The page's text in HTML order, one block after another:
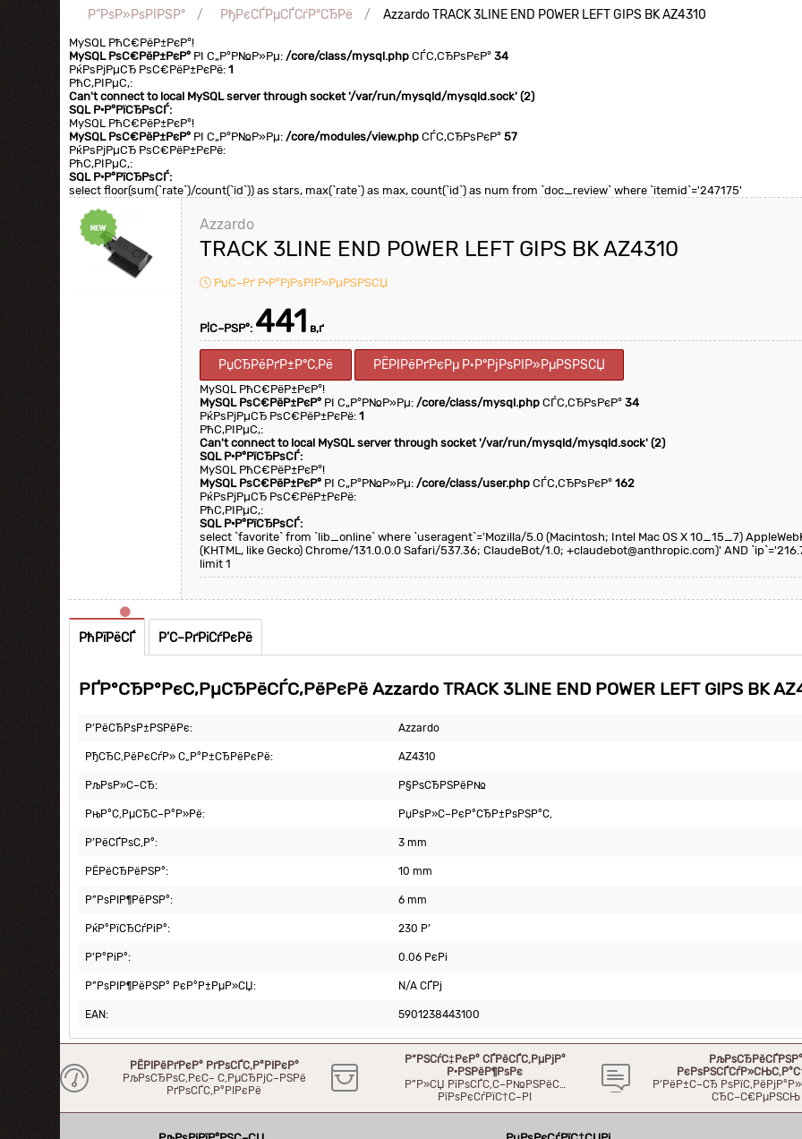
Р“РѕР»РѕРІРЅР° РђРєСЃРµСЃСѓР°СЂРё Azzardo TRACK 3LINE END POWER LEFT GIPS BK AZ4310
MySQL РћС€РёР±РєР°!
MySQL РѕС€РёР±РєР° РІ С„Р°Р№Р»Рµ:/core/class/mysql.php СЃС‚СЂРѕРєР°34
РќРѕРјРµСЂ РѕС€РёР±РєРё:1
РћС‚РІРµС‚:
Can't connect to local MySQL server through socket '/var/run/mysqld/mysqld.sock' (2)
SQL Р·Р°РїСЂРѕСЃ:
MySQL РћС€РёР±РєР°!
MySQL РѕС€РёР±РєР° РІ С„Р°Р№Р»Рµ:/core/modules/view.php СЃС‚СЂРѕРєР°57
РќРѕРјРµСЂ РѕС€РёР±РєРё:
РћС‚РІРµС‚:
SQL Р·Р°РїСЂРѕСЃ:
select floor(sum(`rate`)/count(`id`)) as stars, max(`rate`) as max, count(`id`) as num from `doc_review` where `itemid`='247175'
Azzardo
TRACK 3LINE END POWER LEFT GIPS BK AZ4310
РџС–Рґ Р·Р°РјРѕРІР»РµРЅРЅСЏ
Р¦С–РЅР°: 441 в‚ґ
РџСЂРёРґР±Р°С‚Рё РЁРІРёРґРєРµ Р·Р°РјРѕРІР»РµРЅРЅСЏ
MySQL РћС€РёР±РєР°!
MySQL РѕС€РёР±РєР° РІ С„Р°Р№Р»Рµ:/core/class/mysql.php СЃС‚СЂРѕРєР°34
РќРѕРјРµСЂ РѕС€РёР±РєРё:1
РћС‚РІРµС‚:
Can't connect to local MySQL server through socket '/var/run/mysqld/mysqld.sock' (2)
SQL Р·Р°РїСЂРѕСЃ:
MySQL РћС€РёР±РєР°!
MySQL РѕС€РёР±РєР° РІ С„Р°Р№Р»Рµ:/core/class/user.php СЃС‚СЂРѕРєР°162
РќРѕРјРµСЂ РѕС€РёР±РєРё:
РћС‚РІРµС‚:
SQL Р·Р°РїСЂРѕСЃ:
select `favorite` from `lib_online` where `useragent`='Mozilla/5.0 (Macintosh; Intel Mac OS X 10_15_7)
(KHTML, like Gecko) Chrome/131.0.0.0 Safari/537.36; ClaudeBot/1.0; +claudebot@anthropic.com)' AND
limit 1
РћРїРёСЃ Р’С–РґРіСѓРєРё
РҐР°СЂР°РєС‚РµСЂРёСЃС‚РёРєРё Azzardo TRACK 3LINE END POWER LEFT GIPS BK
Р’РёСЂРѕР±РЅРёРє: Azzardo
РђСЂС‚РёРєСѓР» С„Р°Р±СЂРёРєРё: AZ4310
РљРѕР»С–СЂ: Р§РѕСЂРЅРёР№
РњР°С‚РµСЂС–Р°Р»Рё: РџРѕР»С–РєР°СЂР±РѕРЅР°С‚
Р’РёСЃРѕС‚Р°: 3 mm
РЁРёСЂРёРЅР°: 10 mm
Р”РѕРІР¶РёРЅР°: 6 mm
РќР°РїСЂСѓРіР°: 230 Р’
Р’Р°РіР°: 0.06 РєРі
Р”РѕРІР¶РёРЅР° РєР°Р±РµР»СЏ: N/A СЃРј
EAN: 5901238443100
РЁРІРёРґРєР° РґРѕСЃС‚Р°РІРєР°
РљРѕСЂРѕС‚РєС– С‚РµСЂРјС–РЅРё
РґРѕСЃС‚Р°РІРєРё
Р“РЅСѓС‡РєР° СЃРёСЃС‚РµРјР°
Р·РЅРёР¶РѕРє
Р”Р»СЏ РїРѕСЃС‚С–Р№РЅРёС…
РїРѕРєСѓРїС†С–РІ
РљРѕСЂРёСЃРЅР°
Р’РёР±С–СЂ
СЂС–С€РµРЅСЊ